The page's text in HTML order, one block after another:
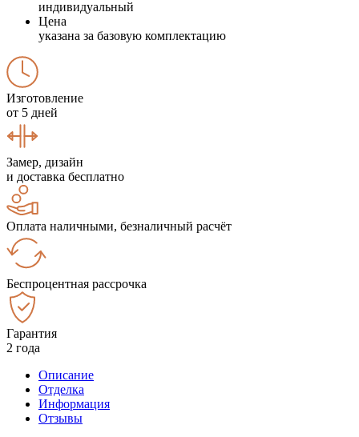
индивидуальный
Цена
указана за базовую комплектацию
Изготовление
от 5 дней
Замер, дизайн
и доставка бесплатно
Оплата наличными, безналичный расчёт
Беспроцентная рассрочка
Гарантия
2 года
Описание
Отделка
Информация
Отзывы